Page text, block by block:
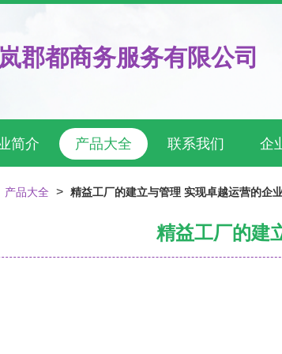
郡都商务服务有限公司
简介 产品大全 联系我们 企
产品大全 > 精益工厂的建立与管理 实现卓越运营的企
精益工厂的建